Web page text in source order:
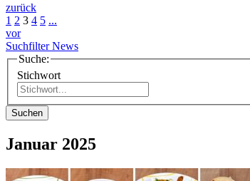
zurück
1 2 3 4 5 ...
vor
Suchfilter News
Suche:
Stichwort
Suchen
Januar 2025